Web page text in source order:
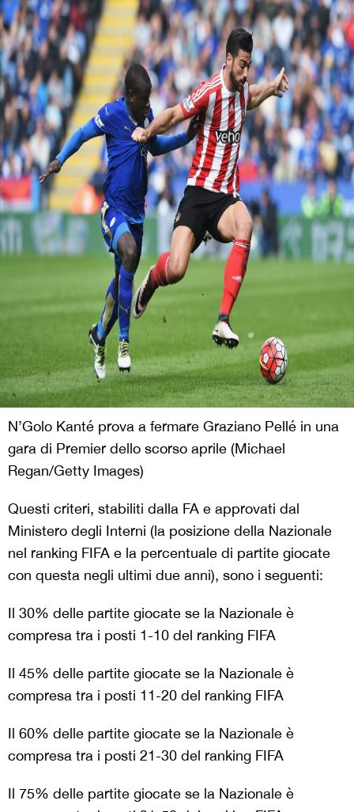
N’Golo Kanté prova a fermare Graziano Pellé in una
gara di Premier dello scorso aprile (Michael
Regan/Getty Images)
Questi criteri, stabiliti dalla FA e approvati dal
Ministero degli Interni (la posizione della Nazionale
nel ranking FIFA e la percentuale di partite giocate
con questa negli ultimi due anni), sono i seguenti:
Il 30% delle partite giocate se la Nazionale è
compresa tra i posti 1-10 del ranking FIFA
Il 45% delle partite giocate se la Nazionale è
compresa tra i posti 11-20 del ranking FIFA
Il 60% delle partite giocate se la Nazionale è
compresa tra i posti 21-30 del ranking FIFA
Il 75% delle partite giocate se la Nazionale è